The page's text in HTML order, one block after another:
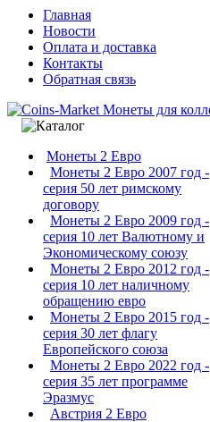
Главная
Новости
Оплата и доставка
Контакты
Обратная связь
Монеты 2 Евро
Монеты 2 Евро 2007 год -
серия 50 лет римскому
договору
Монеты 2 Евро 2009 год -
серия 10 лет Валютному и
Экономическому союзу
Монеты 2 Евро 2012 год -
серия 10 лет наличному
обращению евро
Монеты 2 Евро 2015 год -
серия 30 лет флагу
Европейского союза
Монеты 2 Евро 2022 год -
серия 35 лет программе
Эразмус
Австрия 2 Евро